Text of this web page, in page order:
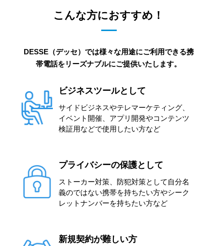
こんな方におすすめ！
DESSE（デッセ）では様々な用途にご利用できる携
帯電話をリーズナブルにご提供いたします。
ビジネスツールとして
サイドビジネスやテレマーケティング、
イベント開催、アプリ開発やコンテンツ
検証用などで使用したい方など
プライバシーの保護として
ストーカー対策、防犯対策として自分名
義のではない携帯を持ちたい方やシーク
レットナンバーを持ちたい方など
新規契約が難しい方